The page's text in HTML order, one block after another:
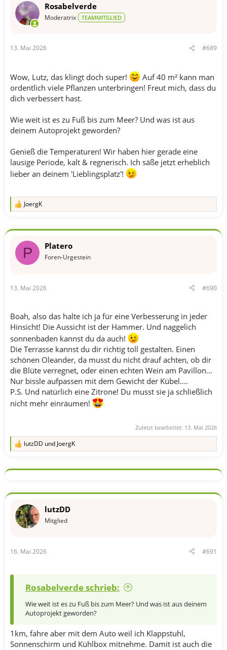
o
:
Rosabelverde
Moderatrix TEAMMITGLIED
13. Mai 2026 #689
Wow, Lutz, das klingt doch super!
Auf 40 m² kann man
ordentlich viele Pflanzen unterbringen! Freut mich, dass du
dich verbessert hast.
Wie weit ist es zu Fuß bis zum Meer? Und was ist aus
deinem Autoprojekt geworden?
Genieß die Temperaturen! Wir haben hier gerade eine
lausige Periode, kalt & regnerisch. Ich säße jetzt erheblich
lieber an deinem 'Lieblingsplatz'!
R
k
o
:
JoergK
P Platero
Foren-Urgestein
13. Mai 2026 #690
Boah, also das halte ich ja für eine Verbesserung in jeder
Hinsicht! Die Aussicht ist der Hammer. Und naggelich
sonnenbaden kannst du da auch!
Die Terrasse kannst du dir richtig toll gestalten. Einen
schönen Oleander, da musst du nicht drauf achten, ob dir
die Blüte verregnet, oder einen echten Wein am Pavillon…
Nur bissle aufpassen mit dem Gewicht der Kübel….
P.S. Und natürlich eine Zitrone! Du musst sie ja schließlich
nicht mehr einräumen!
Zuletzt bearbeitet: 13. Mai 2026
R
k
o
e
n
lutzDD und JoergK
lutzDD
Mitglied
16. Mai 2026 #691
Rosabelverde schrieb:
Wie weit ist es zu Fuß bis zum Meer? Und was ist aus deinem
Autoprojekt geworden?
1km, fahre aber mit dem Auto weil ich Klappstuhl,
Sonnenschirm und Kühlbox mitnehme. Damit ist auch die